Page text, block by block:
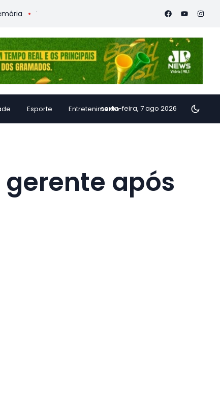
Vitória Coffee Summit 2026 confirma especialistas
Esporte Entretenimentosexta-feira, 7 ago 2026
após